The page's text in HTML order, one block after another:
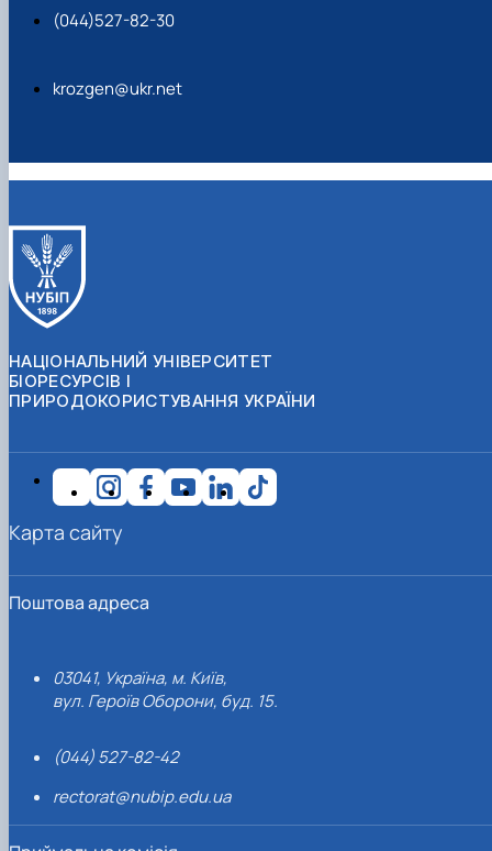
(044)527-82-30
krozgen@ukr.net
НАЦІОНАЛЬНИЙ УНІВЕРСИТЕТ
БІОРЕСУРСІВ І
ПРИРОДОКОРИСТУВАННЯ УКРАЇНИ
Поштова адреса
03041, Україна, м. Київ,
вул. Героїв Оборони, буд. 15.
(044) 527-82-42
rectorat@nubip.edu.ua
Карта сайту